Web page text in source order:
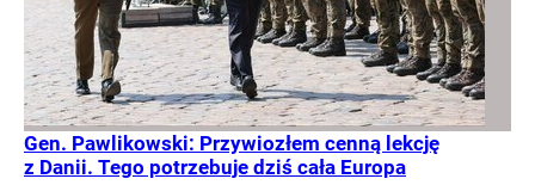
Gen. Pawlikowski: Przywiozłem cenną lekcję
z Danii. Tego potrzebuje dziś cała Europa